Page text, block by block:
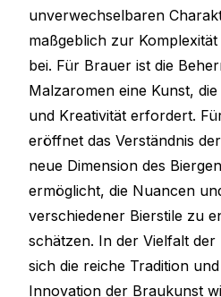
unverwechselbaren
maßgeblich zur
bei. Für Brauer ist die
Malzaromen eine Kunst,
und Kreativität erfordert.
eröffnet das Verständnis
neue Dimension des
ermöglicht, die Nuancen
verschiedener Bierstile zu
schätzen. In der Vielfalt
sich die reiche Tradition
Innovation der Braukunst